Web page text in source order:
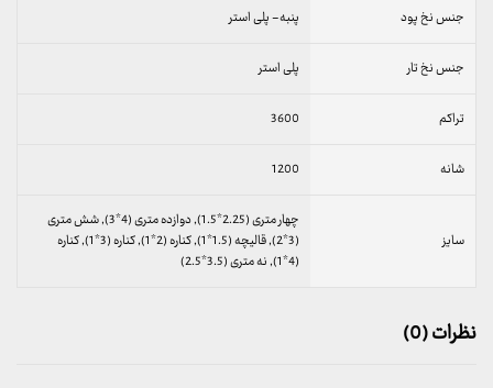
جنس نخ پود پنبه- پلی استر
جنس نخ تار پلی استر
تراکم 3600
شانه 1200
سایز
چهار متری (2.25*1.5), دوازده متری (4*3), شش متری
(3*2), قالیچه (1.5*1), کناره (2*1), کناره (3*1), کناره
(4*1), نه متری (3.5*2.5)
نظرات (0)